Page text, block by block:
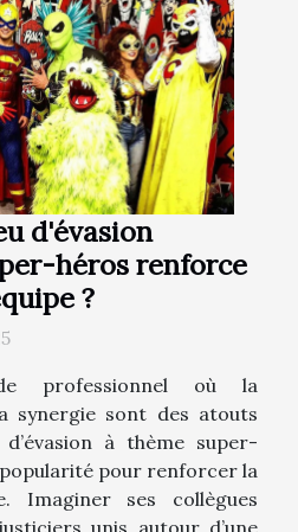
d'évasion
héros renforce
?
professionnel où la
synergie sont des atouts
à thème super-
pour renforcer la
Imaginer ses collègues